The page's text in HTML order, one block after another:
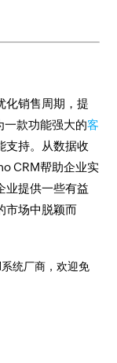
化销售周期，提
一款功能强大的客
支持。从数据收
CRM帮助企业实
业提供一些有益
市场中脱颖而
统厂商，欢迎免